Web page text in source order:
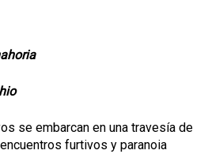
se embarcan en una travesía de
furtivos y paranoia